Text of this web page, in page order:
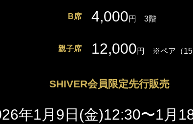
B席 4,000円 3階
親子席 12,000円 ※ペア（15
SHIVER会員限定先行販売
年1月9日(金)12:30〜1月